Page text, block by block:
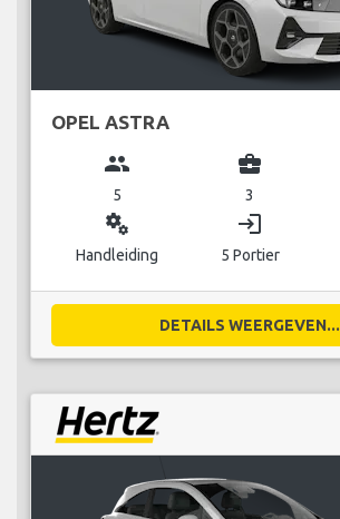
OPEL ASTRA
group
5
business_center
3
miscellaneous_services
Handleiding
login
5 Portier
DETAILS WEERGEVEN...